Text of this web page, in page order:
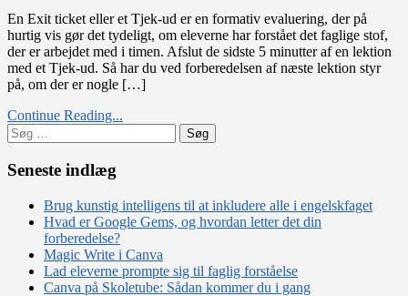
evaluering
i
Google
Slides
En Exit ticket eller et Tjek-ud er en formativ evaluering, der på
hurtig vis gør det tydeligt, om eleverne har forstået det faglige stof,
der er arbejdet med i timen. Afslut de sidste 5 minutter af en lektion
med et Tjek-ud. Så har du ved forberedelsen af næste lektion styr
på, om der er nogle […]
Continue Reading...
Søg
efter:
Seneste indlæg
Brug kunstig intelligens til at inkludere alle i engelskfaget
Hvad er Google Gems, og hvordan letter det din
forberedelse?
Magic Write i Canva
Lad eleverne prompte sig til faglig forståelse
Canva på Skoletube: Sådan kommer du i gang